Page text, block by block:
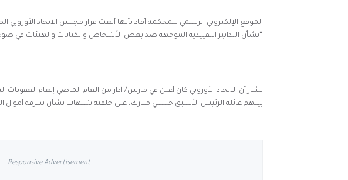
“بشأن التدابير التقييدية الموجهة ضد بعض الأشخاص والكيانات والهيئات في
بينهم عائلة الرئيس الأسبق حسني مبارك، على خلفية شبهات بشأن سرقة أموال
Responsive Advertisement